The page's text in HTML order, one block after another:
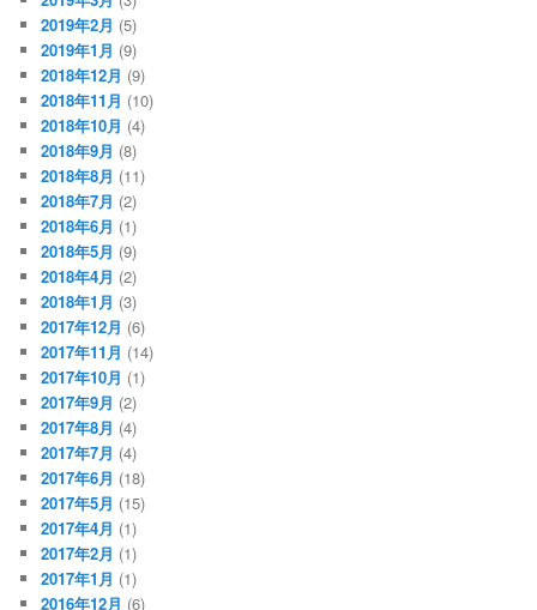
2019年2月 (5)
2019年1月 (9)
2018年12月 (9)
2018年11月 (10)
2018年10月 (4)
2018年9月 (8)
2018年8月 (11)
2018年7月 (2)
2018年6月 (1)
2018年5月 (9)
2018年4月 (2)
2018年1月 (3)
2017年12月 (6)
2017年11月 (14)
2017年10月 (1)
2017年9月 (2)
2017年8月 (4)
2017年7月 (4)
2017年6月 (18)
2017年5月 (15)
2017年4月 (1)
2017年2月 (1)
2017年1月 (1)
2016年12月 (6)